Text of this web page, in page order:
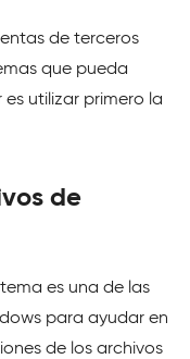
de terceros
que pueda
utilizar primero la
de
es una de las
para ayudar en
de los archivos